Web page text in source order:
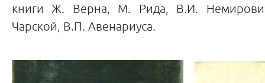
книги Ж. Верна, М. Рида, В.И.
Чарской, В.П. Авенариуса.